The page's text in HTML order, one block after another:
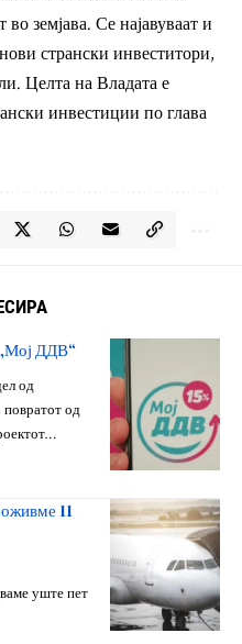
земјава. Се најавуваат и
странски инвеститори,
Целта на Владата е
инвестиции по глава
ДДВ“
од
повратот од
11
уште пет